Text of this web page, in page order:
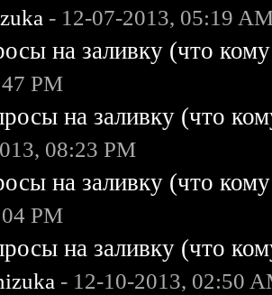
- 12-07-2013, 05:19
на заливку (что
PM
на заливку (что
08:23 PM
на заливку (что
PM
на заливку (что
- 12-10-2013, 02:50